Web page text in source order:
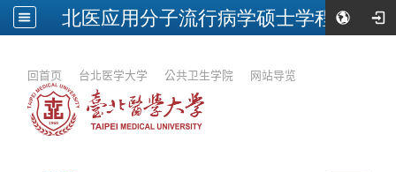
北医应用分子流行病学硕士学程
回首页 台北医学大学 公共卫生学院 网站导览